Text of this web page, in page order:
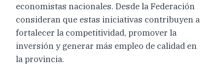
economistas nacionales. Desde la Federación
consideran que estas iniciativas contribuyen a
fortalecer la competitividad, promover la
inversión y generar más empleo de calidad en
la provincia.